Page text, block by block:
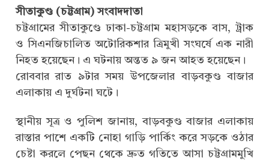
সীতাকুণ্ড (চট্টগ্রাম) সংবাদদাতা
চট্টগ্রামের সীতাকুণ্ডে ঢাকা-চট্টগ্রাম মহাসড়কে বাস, ট্রাক
ও সিএনজিচালিত অটোরিকশার ত্রিমুখী সংঘর্ষে এক নারী
নিহত হয়েছেন। এ ঘটনায় অন্তত ৯ জন আহত হয়েছেন।
রোববার রাত ৯টার সময় উপজেলার বাড়বকুণ্ড বাজার
এলাকায় এ দুর্ঘটনা ঘটে।
স্থানীয় সূত্র ও পুলিশ জানায়, বাড়বকুণ্ড বাজার এলাকায়
রাস্তার পাশে একটি নোহা গাড়ি পার্কিং করে সড়কে ওঠার
চেষ্টা করলে পেছন থেকে দ্রুত গতিতে আসা চট্টগ্রামমুখি